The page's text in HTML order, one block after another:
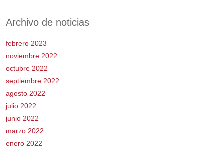
Archivo de noticias
febrero 2023
noviembre 2022
octubre 2022
septiembre 2022
agosto 2022
julio 2022
junio 2022
marzo 2022
enero 2022